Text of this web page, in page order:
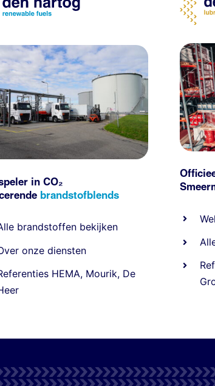
in CO₂
brandstofblends
brandstoffen bekijken
onze diensten
HEMA, Mourik, De